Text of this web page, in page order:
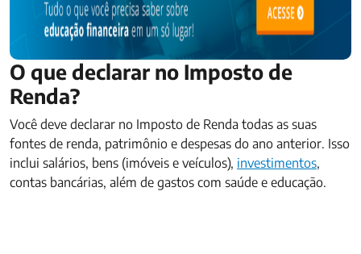
O que declarar no Imposto de
Renda?
Você deve declarar no Imposto de Renda todas as suas
fontes de renda, patrimônio e despesas do ano anterior. Isso
inclui salários, bens (imóveis e veículos), investimentos,
contas bancárias, além de gastos com saúde e educação.